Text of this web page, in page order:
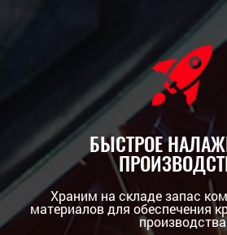
БЫСТРОЕ
Храним на складе запас
материалов для обеспечения
производства